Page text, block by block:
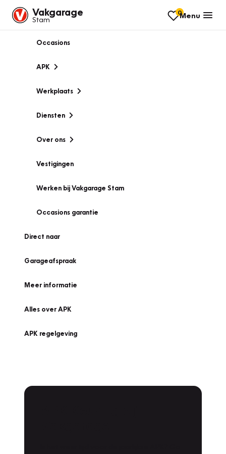
Vakgarage
Stam
0Menu
Occasions
APK
Werkplaats
Diensten
Over ons
Vestigingen
Werken bij Vakgarage Stam
Occasions garantie
Direct naar
Garageafspraak
Meer informatie
Alles over APK
APK regelgeving